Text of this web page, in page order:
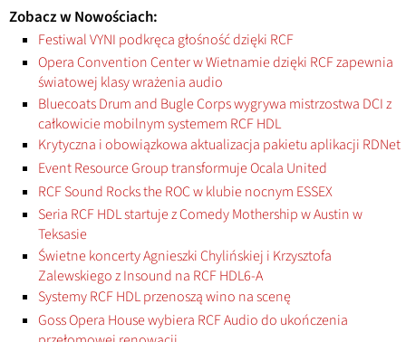
Zobacz w Nowościach:
Festiwal VYNI podkręca głośność dzięki RCF
Opera Convention Center w Wietnamie dzięki RCF zapewnia
światowej klasy wrażenia audio
Bluecoats Drum and Bugle Corps wygrywa mistrzostwa DCI z
całkowicie mobilnym systemem RCF HDL
Krytyczna i obowiązkowa aktualizacja pakietu aplikacji RDNet
Event Resource Group transformuje Ocala United
RCF Sound Rocks the ROC w klubie nocnym ESSEX
Seria RCF HDL startuje z Comedy Mothership w Austin w
Teksasie
Świetne koncerty Agnieszki Chylińskiej i Krzysztofa
Zalewskiego z Insound na RCF HDL6-A
Systemy RCF HDL przenoszą wino na scenę
Goss Opera House wybiera RCF Audio do ukończenia